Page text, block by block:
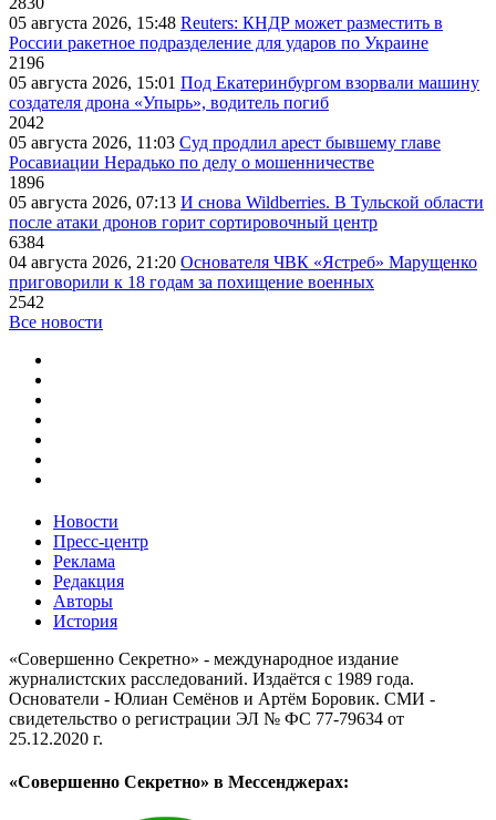
05 августа 2026, 15:48 Reuters: КНДР может разместить в
России ракетное подразделение для ударов по Украине
2196
05 августа 2026, 15:01 Под Екатеринбургом взорвали машину
создателя дрона «Упырь», водитель погиб
2042
05 августа 2026, 11:03 Суд продлил арест бывшему главе
Росавиации Нерадько по делу о мошенничестве
1896
05 августа 2026, 07:13 И снова Wildberries. В Тульской области
после атаки дронов горит сортировочный центр
6384
04 августа 2026, 21:20 Основателя ЧВК «Ястреб» Марущенко
приговорили к 18 годам за похищение военных
2542
Все новости
Новости
Пресс-центр
Реклама
Редакция
Авторы
История
«Совершенно Секретно» - международное издание
журналистских расследований. Издаётся с 1989 года.
Основатели - Юлиан Семёнов и Артём Боровик. CМИ -
свидетельство о регистрации ЭЛ № ФС 77-79634 от
25.12.2020 г.
«Совершенно Секретно» в Мессенджерах: